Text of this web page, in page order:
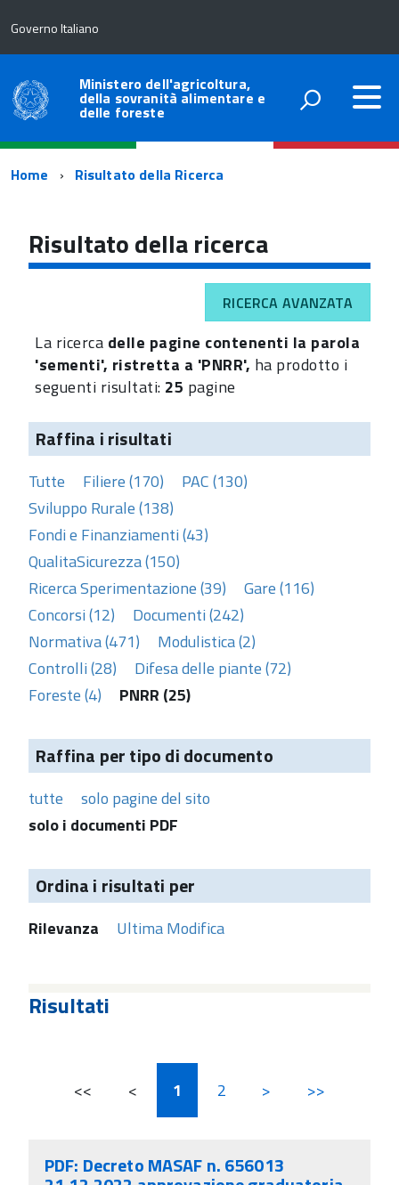
Governo Italiano
Ministero dell'agricoltura,
della sovranità alimentare e
delle foreste
Percorso
navigazione
Home Risultato della Ricerca
Risultato della ricerca
RICERCA AVANZATA
La ricerca delle pagine contenenti la parola
'sementi', ristretta a 'PNRR', ha prodotto i
seguenti risultati: 25 pagine
Raffina i risultati
Tutte Filiere (170)
PAC (130)
Sviluppo Rurale (138)
Fondi e Finanziamenti (43)
QualitaSicurezza (150)
Ricerca Sperimentazione (39)
Gare (116)
Concorsi (12)
Documenti (242)
Normativa (471)
Modulistica (2)
Controlli (28)
Difesa delle piante (72)
Foreste (4)
PNRR (25)
Raffina per tipo di documento
tutte
solo pagine del sito
solo i documenti PDF
Ordina i risultati per
Rilevanza Ultima Modifica
Risultati
<< < 1 2 > >>
PDF: Decreto MASAF n. 656013